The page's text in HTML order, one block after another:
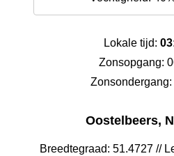
Lokale tijd:
Zonsopgang:
Zonsondergang:
Oostelbeers,
Breedtegraad: 51.4727 //